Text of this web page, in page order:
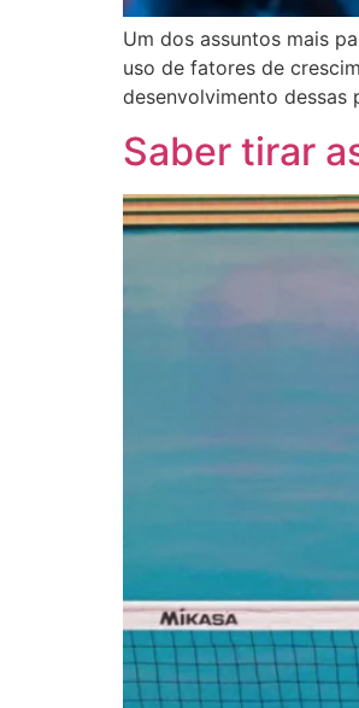
Um dos assuntos mais
uso de fatores de
desenvolvimento dessas
Saber tirar